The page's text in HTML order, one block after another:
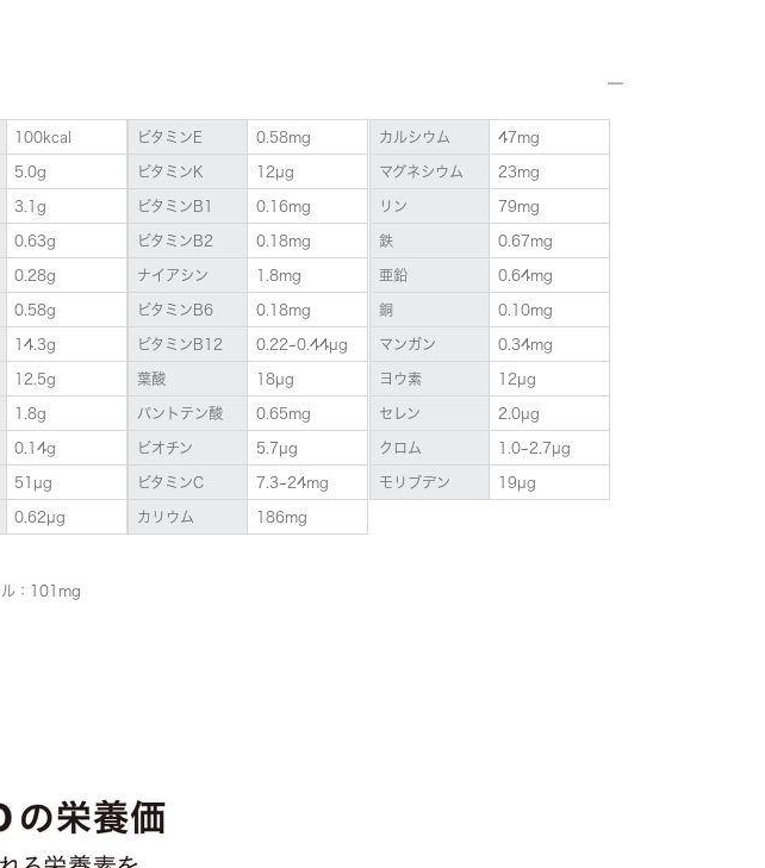
100kcal
5.0g
3.1g
0.63g
0.28g
0.58g
14.3g
12.5g
1.8g
0.14g
51µg
0.62µg
ビタミンE 0.58mg
ビタミンK 12µg
ビタミンB1 0.16mg
ビタミンB2 0.18mg
ナイアシン 1.8mg
ビタミンB6 0.18mg
ビタミンB12 0.22~0.44µg
葉酸 18µg
パントテン酸 0.65mg
ビオチン 5.7µg
ビタミンC 7.3~24mg
カリウム 186mg
カルシウム 47mg
マグネシウム 23mg
リン 79mg
鉄 0.67mg
亜鉛 0.64mg
銅 0.10mg
マンガン 0.34mg
ヨウ素 12µg
セレン 2.0µg
クロム 1.0~2.7µg
モリブデン 19µg
：101mg